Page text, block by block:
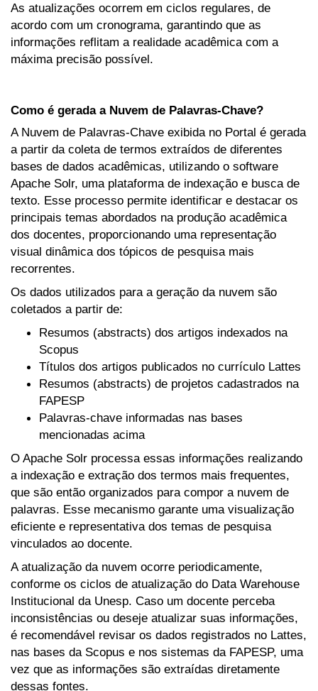
As atualizações ocorrem em ciclos regulares, de
acordo com um cronograma, garantindo que as
informações reflitam a realidade acadêmica com a
máxima precisão possível.
Como é gerada a Nuvem de Palavras-Chave?
A Nuvem de Palavras-Chave exibida no Portal é gerada
a partir da coleta de termos extraídos de diferentes
bases de dados acadêmicas, utilizando o software
Apache Solr, uma plataforma de indexação e busca de
texto. Esse processo permite identificar e destacar os
principais temas abordados na produção acadêmica
dos docentes, proporcionando uma representação
visual dinâmica dos tópicos de pesquisa mais
recorrentes.
Os dados utilizados para a geração da nuvem são
coletados a partir de:
Resumos (abstracts) dos artigos indexados na
Scopus
Títulos dos artigos publicados no currículo Lattes
Resumos (abstracts) de projetos cadastrados na
FAPESP
Palavras-chave informadas nas bases
mencionadas acima
O Apache Solr processa essas informações realizando
a indexação e extração dos termos mais frequentes,
que são então organizados para compor a nuvem de
palavras. Esse mecanismo garante uma visualização
eficiente e representativa dos temas de pesquisa
vinculados ao docente.
A atualização da nuvem ocorre periodicamente,
conforme os ciclos de atualização do Data Warehouse
Institucional da Unesp. Caso um docente perceba
inconsistências ou deseje atualizar suas informações,
é recomendável revisar os dados registrados no Lattes,
nas bases da Scopus e nos sistemas da FAPESP, uma
vez que as informações são extraídas diretamente
dessas fontes.